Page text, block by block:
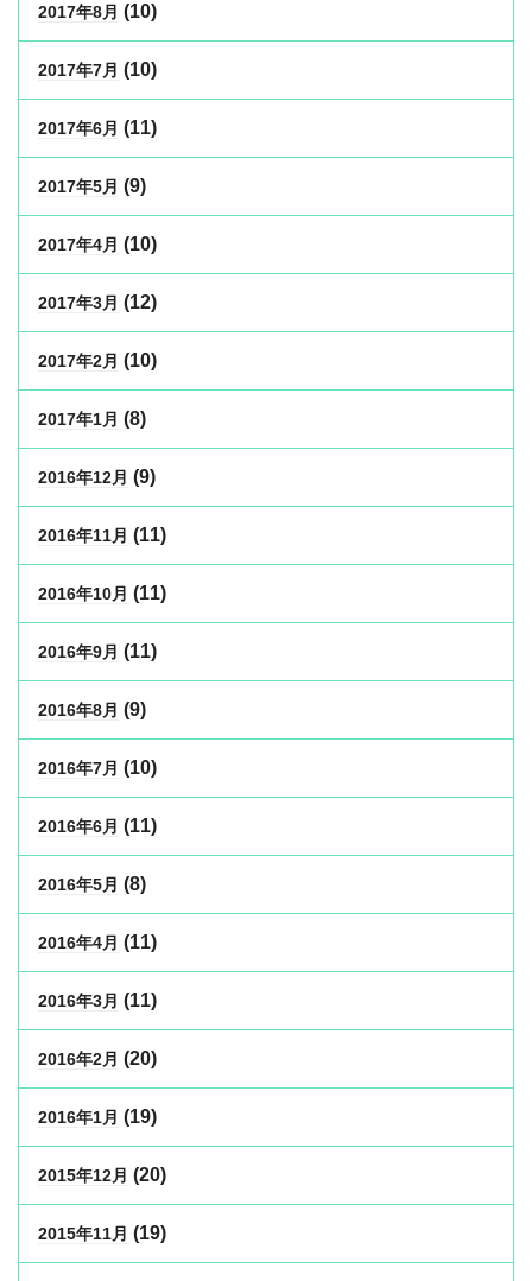
2017年8月 (10)
2017年7月 (10)
2017年6月 (11)
2017年5月 (9)
2017年4月 (10)
2017年3月 (12)
2017年2月 (10)
2017年1月 (8)
2016年12月 (9)
2016年11月 (11)
2016年10月 (11)
2016年9月 (11)
2016年8月 (9)
2016年7月 (10)
2016年6月 (11)
2016年5月 (8)
2016年4月 (11)
2016年3月 (11)
2016年2月 (20)
2016年1月 (19)
2015年12月 (20)
2015年11月 (19)